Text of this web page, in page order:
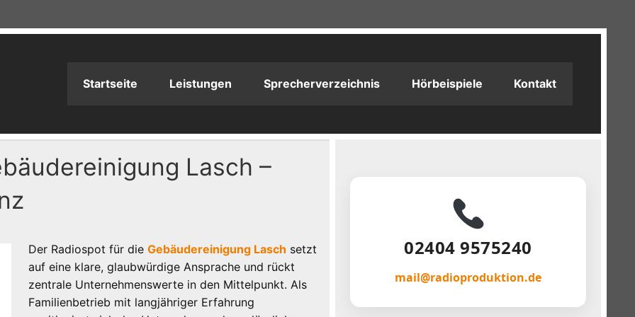
Startseite Leistungen Sprecherverzeichnis Hörbeispiele Kontakt
Lasch –
Der Radiospot für dieGebäudereinigung Lasch setzt
auf eine klare, glaubwürdige Ansprache und rückt
zentrale Unternehmenswerte in den Mittelpunkt. Als
Familienbetrieb mit langjähriger Erfahrung
02404 9575240
mail@radioproduktion.de